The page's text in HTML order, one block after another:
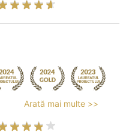
Arată mai multe >>